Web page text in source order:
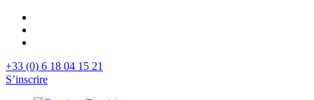
+33 (0) 6 18 04 15 21
S’inscrire